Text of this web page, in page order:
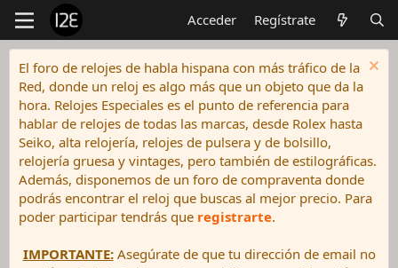
Acceder Regístrate
El foro de relojes de habla hispana con más tráfico de la
Red, donde un reloj es algo más que un objeto que da la
hora. Relojes Especiales es el punto de referencia para
hablar de relojes de todas las marcas, desde Rolex hasta
Seiko, alta relojería, relojes de pulsera y de bolsillo,
relojería gruesa y vintages, pero también de estilográficas.
Además, disponemos de un foro de compraventa donde
podrás encontrar el reloj que buscas al mejor precio. Para
poder participar tendrás que registrarte.
IMPORTANTE:Asegúrate de que tu dirección de email no